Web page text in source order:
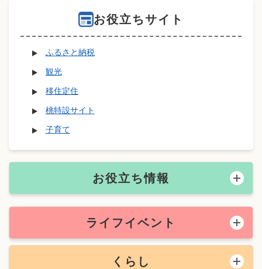
お役立ちサイト
ふるさと納税
観光
移住定住
桃特設サイト
子育て
お役立ち情報
ライフイベント
くらし